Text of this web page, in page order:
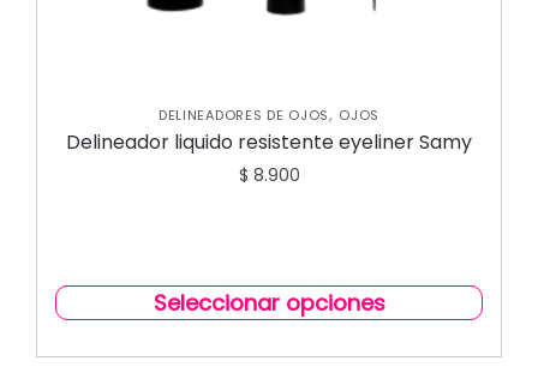
DELINEADORES DE OJOS, OJOS
Delineador liquido resistente eyeliner Samy
$ 8.900
Seleccionar opciones